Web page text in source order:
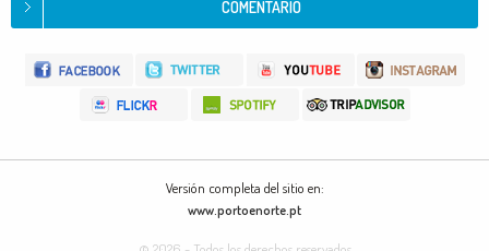
Versión completa del sitio en:
www.portoenorte.pt